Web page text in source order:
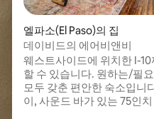
엘파소(El Paso)의 집
데이비드의 에어비앤비
웨스트사이드에 위치한 I-
할 수 있습니다. 원하는/필요한 편의시설을
모두 갖춘 편안한 숙소입니다. 무료 와
이, 사운드 바가 있는 75인치